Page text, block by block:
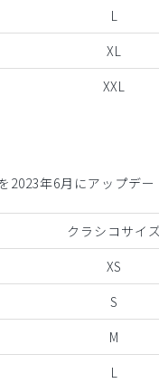
L
XL
XXL
年6月にアップデー
クラシコサイズ
XS
S
M
L